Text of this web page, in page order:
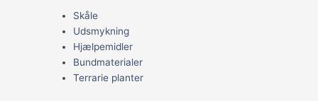
Skåle
Udsmykning
Hjælpemidler
Bundmaterialer
Terrarie planter